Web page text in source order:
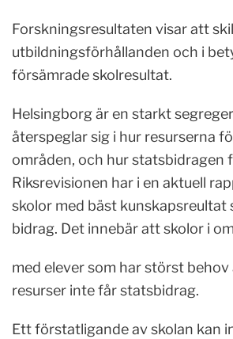
Forskningsresultaten visar att
utbildningsförhållanden och i
försämrade skolresultat.
Helsingborg är en starkt
återspeglar sig i hur resurserna
områden, och hur statsbidragen
Riksrevisionen har i en aktuell
skolor med bäst kunskapsreultat
bidrag. Det innebär att skolor i
med elever som har störst behov
resurser inte får statsbidrag.
Ett förstatligande av skolan kan